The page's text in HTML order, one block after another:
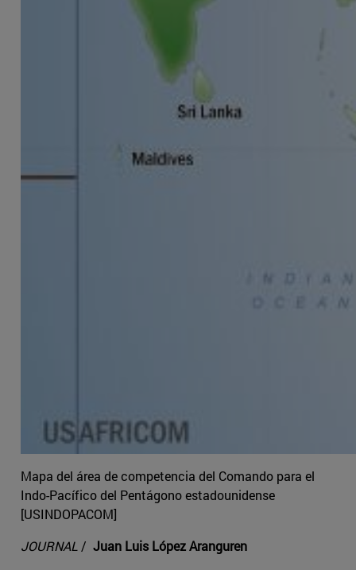
Mapa del área de competencia del Comando para el
Indo-Pacífico del Pentágono estadounidense
[USINDOPACOM]
JOURNAL / Juan Luis López Aranguren